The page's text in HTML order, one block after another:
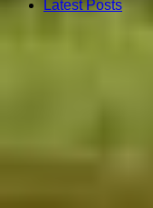
Latest Posts